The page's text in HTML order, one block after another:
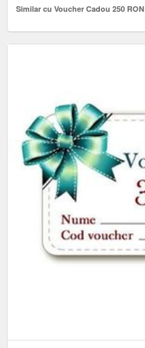
Similar cu Voucher Cadou 250 RON